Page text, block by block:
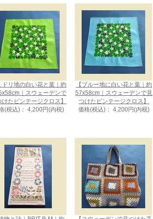
ドリ地の白い花と葉｜約
｜スウェーデンで
けたビンテージクロス】
(税込)： 4,200円(内税)
【ブルー地に白い花と葉｜約
57x58cm｜スウェーデンで見
つけたビンテージクロス】
価格(税込)： 4,200円(内税)